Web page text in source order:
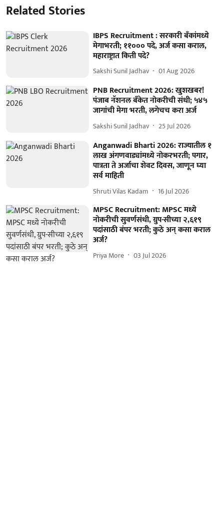
Related Stories
IBPS Recruitment : सरकारी बँकांमध्ये
मेगाभरती; ११००० पदे, अर्ज कसा कराल,
महाराष्ट्रात किती पदे?
Sakshi Sunil Jadhav 01 Aug 2026
PNB Recruitment 2026: खुशखबर!
पंजाब नॅशनल बँकेत नोकरीची संधी; ५४५
जागांची मेगा भरती, लगेचच करा अर्ज
Sakshi Sunil Jadhav 25 Jul 2026
Anganwadi Bharti 2026: राज्यातील १
लाख अंगणवाड्यांमध्ये नोकरभरती; पगार,
पात्रता ते अर्जाचा शेवट दिवस, जाणून घ्या
सर्व माहिती
Shruti Vilas Kadam 16 Jul 2026
MPSC Recruitment: MPSC मध्ये
नोकरीची सुवर्णसंधी, ग्रुप-सीच्या २,६१९
पदांसाठी बंपर भरती; कुठे अन् कसा कराल
अर्ज?
Priya More 03 Jul 2026